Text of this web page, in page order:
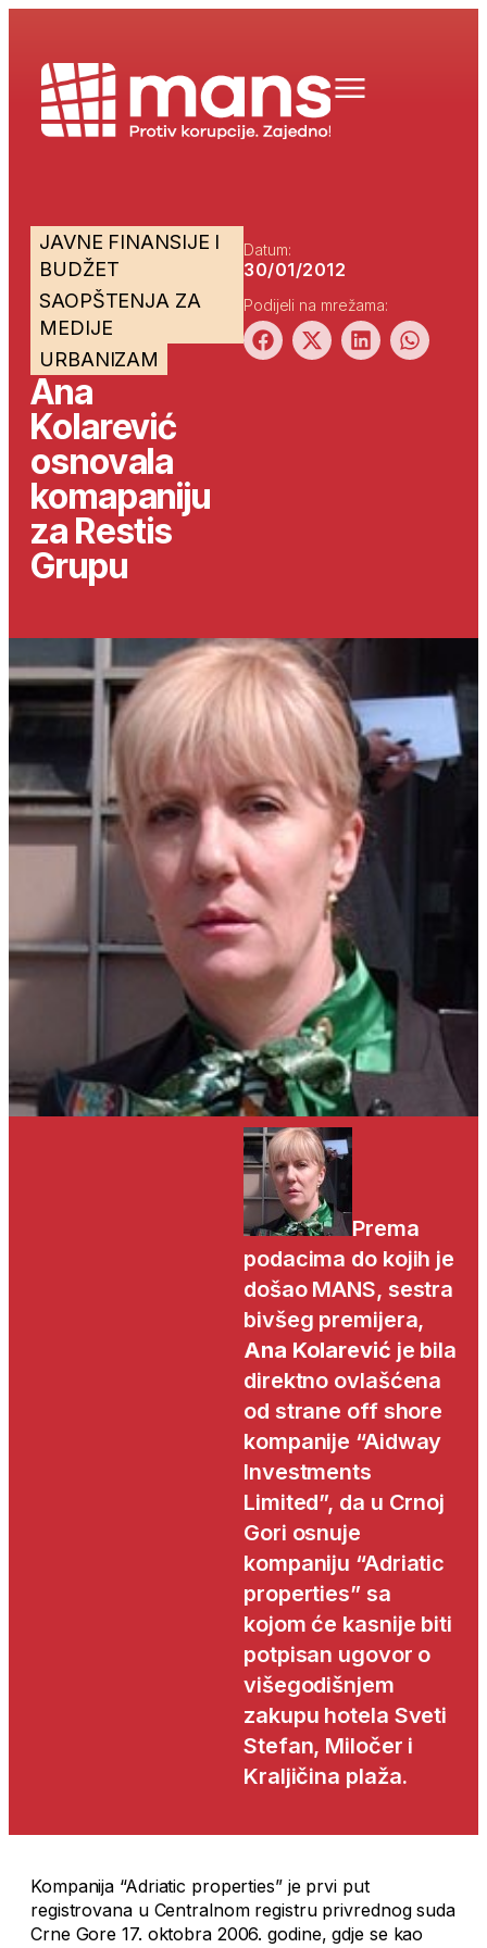
JAVNE FINANSIJE I
BUDŽET
SAOPŠTENJA ZA
MEDIJE
URBANIZAM
Ana
Kolarević
osnovala
komapaniju
za Restis
Grupu
Datum:
30/01/2012
Podijeli na mrežama:
Prema
podacima do kojih je
došao MANS, sestra
bivšeg premijera,
Ana Kolarević je bila
direktno ovlašćena
od strane off shore
kompanije “Aidway
Investments
Limited”, da u Crnoj
Gori osnuje
kompaniju “Adriatic
properties” sa
kojom će kasnije biti
potpisan ugovor o
višegodišnjem
zakupu hotela Sveti
Stefan, Miločer i
Kraljičina plaža.
Kompanija “Adriatic properties” je prvi put
registrovana u Centralnom registru privrednog suda
Crne Gore 17. oktobra 2006. godine, gdje se kao